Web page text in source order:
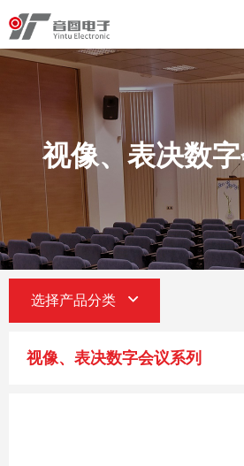
关于
产品
工程
新闻
联系
视像、表决数
选择产品分类
视像、表决数字会议系列